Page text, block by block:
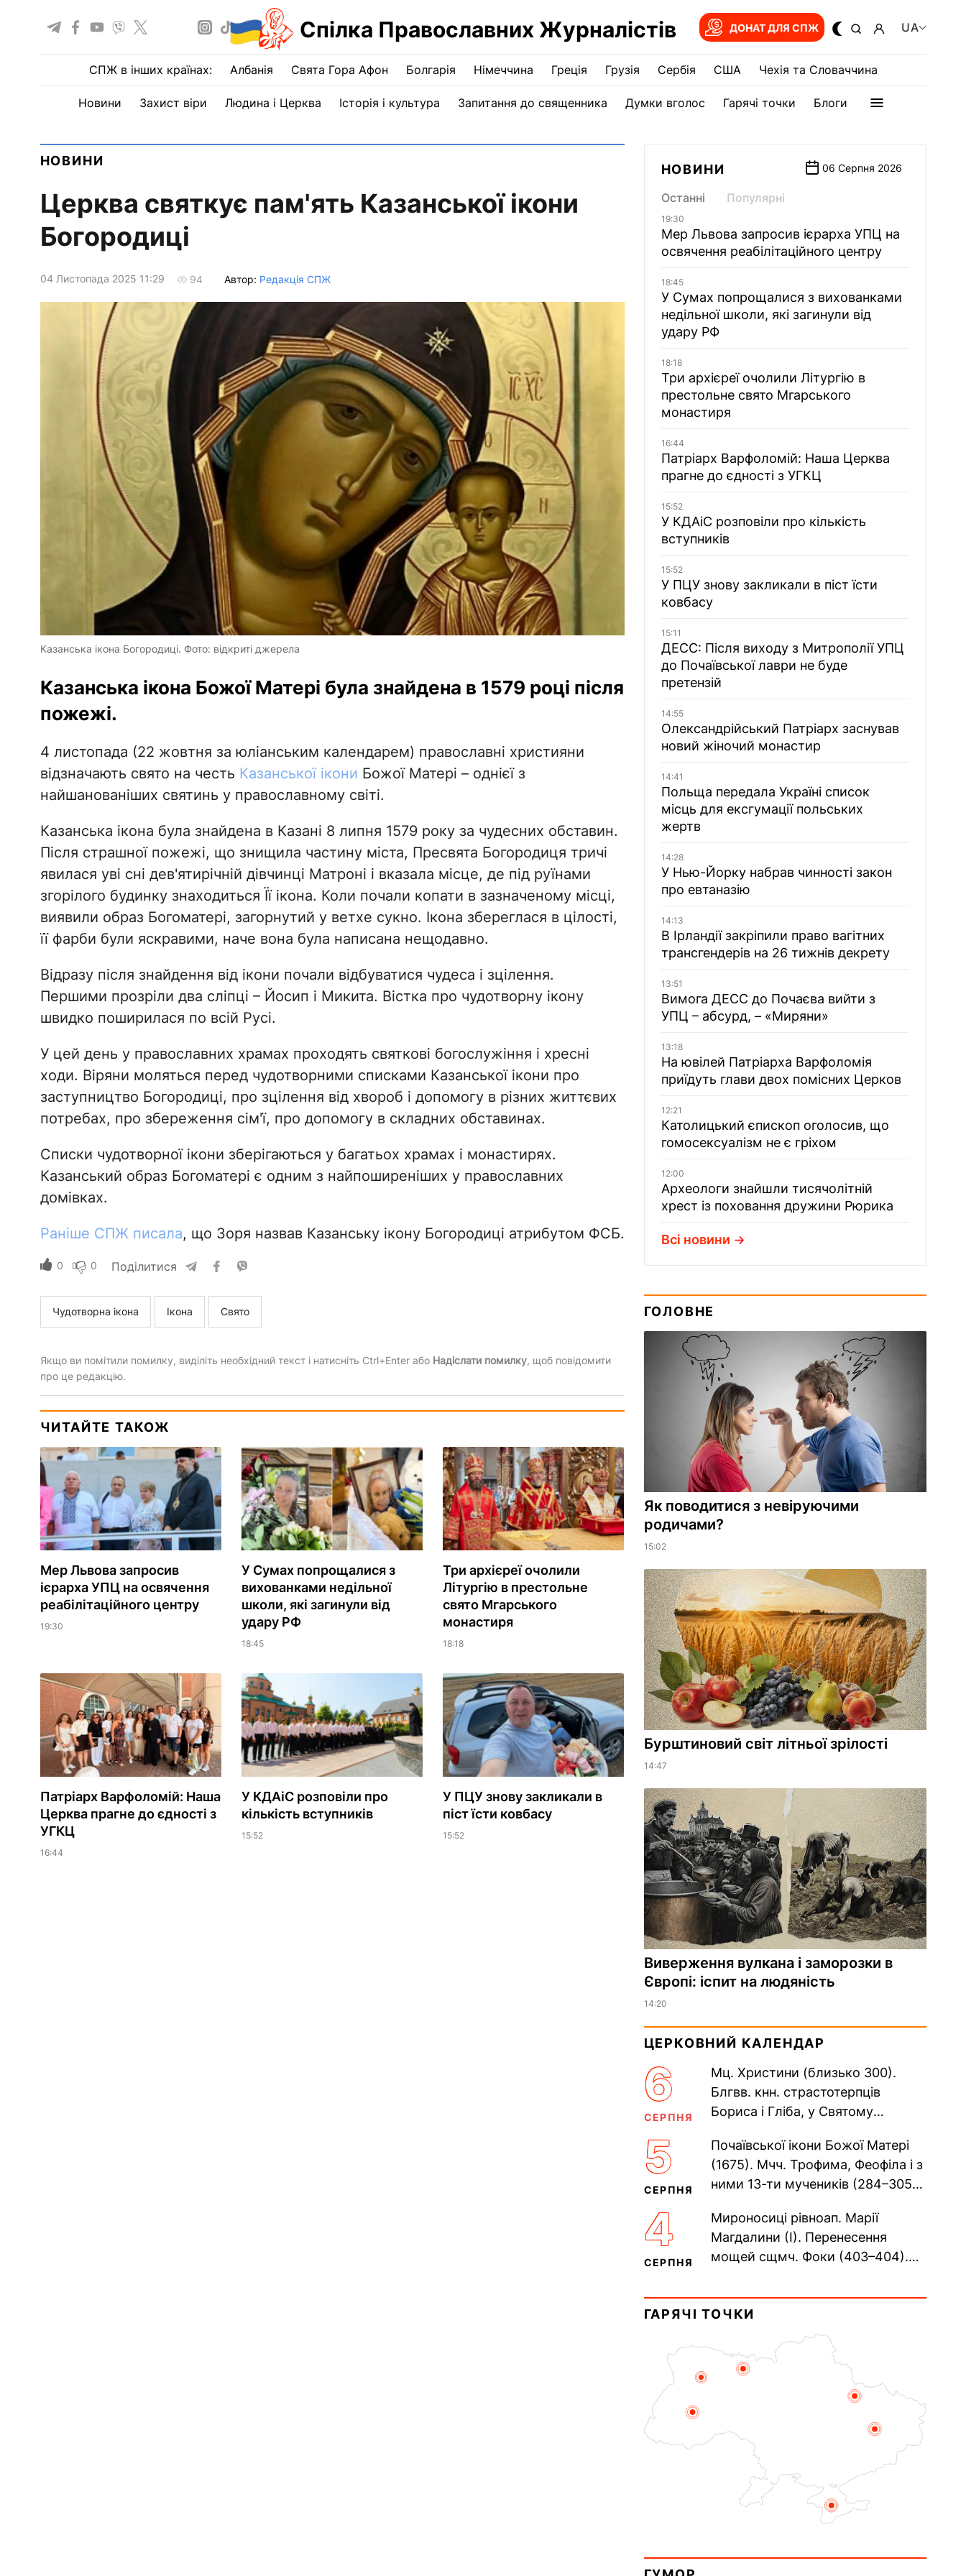
Спілка Православних Журналістів ДОНАТ ДЛЯ СПЖ UA
СПЖ в інших країнах: Албанія Свята Гора Афон Болгарія Німеччина Греція Грузія Сербія США Чехія та Словаччина
Новини Захист віри Людина і Церква Історія і культура Запитання до священника Думки вголос Гарячі точки Блоги
НОВИНИ
Церква святкує пам'ять Казанської ікони
Богородиці
04 Листопада 2025 11:29 94 Автор: Редакція СПЖ
Казанська ікона Богородиці. Фото: відкриті джерела
Казанська ікона Божої Матері була знайдена в 1579 році після
пожежі.
4 листопада (22 жовтня за юліанським календарем) православні християни
відзначають свято на честь Казанської ікони Божої Матері – однієї з
найшанованіших святинь у православному світі.
Казанська ікона була знайдена в Казані 8 липня 1579 року за чудесних обставин.
Після страшної пожежі, що знищила частину міста, Пресвята Богородиця тричі
явилася уві сні дев'ятирічній дівчинці Матроні і вказала місце, де під руїнами
згорілого будинку знаходиться Її ікона. Коли почали копати в зазначеному місці,
виявили образ Богоматері, загорнутий у ветхе сукно. Ікона збереглася в цілості,
її фарби були яскравими, наче вона була написана нещодавно.
Відразу після знайдення від ікони почали відбуватися чудеса і зцілення.
Першими прозріли два сліпці – Йосип і Микита. Вістка про чудотворну ікону
швидко поширилася по всій Русі.
У цей день у православних храмах проходять святкові богослужіння і хресні
ходи. Віряни моляться перед чудотворними списками Казанської ікони про
заступництво Богородиці, про зцілення від хвороб і допомогу в різних життєвих
потребах, про збереження сім'ї, про допомогу в складних обставинах.
Списки чудотворної ікони зберігаються у багатьох храмах і монастирях.
Казанський образ Богоматері є одним з найпоширеніших у православних
домівках.
Раніше СПЖ писала, що Зоря назвав Казанську ікону Богородиці атрибутом ФСБ.
0 0 Поділитися
Чудотворна ікона Ікона Свято
Якщо ви помітили помилку, виділіть необхідний текст і натисніть Ctrl+Enter або Надіслати помилку, щоб повідомити
про це редакцію.
ЧИТАЙТЕ ТАКОЖ
Мер Львова запросив
ієрарха УПЦ на освячення
реабілітаційного центру
19:30
У Сумах попрощалися з
вихованками недільної
школи, які загинули від
удару РФ
18:45
Три архієреї очолили
Літургію в престольне
свято Мгарського
монастиря
18:18
Патріарх Варфоломій: Наша
Церква прагне до єдності з
УГКЦ
16:44
У КДАіС розповіли про
кількість вступників
15:52
У ПЦУ знову закликали в
піст їсти ковбасу
15:52
НОВИНИ 06 Серпня 2026
Останні Популярні
19:30
Мер Львова запросив ієрарха УПЦ на
освячення реабілітаційного центру
18:45
У Сумах попрощалися з вихованками
недільної школи, які загинули від
удару РФ
18:18
Три архієреї очолили Літургію в
престольне свято Мгарського
монастиря
16:44
Патріарх Варфоломій: Наша Церква
прагне до єдності з УГКЦ
15:52
У КДАіС розповіли про кількість
вступників
15:52
У ПЦУ знову закликали в піст їсти
ковбасу
15:11
ДЕСС: Після виходу з Митрополії УПЦ
до Почаївської лаври не буде
претензій
14:55
Олександрійський Патріарх заснував
новий жіночий монастир
14:41
Польща передала Україні список
місць для ексгумації польських
жертв
14:28
У Нью-Йорку набрав чинності закон
про евтаназію
14:13
В Ірландії закріпили право вагітних
трансгендерів на 26 тижнів декрету
13:51
Вимога ДЕСС до Почаєва вийти з
УПЦ – абсурд, – «Миряни»
13:18
На ювілей Патріарха Варфоломія
приїдуть глави двох помісних Церков
12:21
Католицький єпископ оголосив, що
гомосексуалізм не є гріхом
12:00
Археологи знайшли тисячолітній
хрест із поховання дружини Рюрика
Всі новини
ГОЛОВНЕ
Як поводитися з невіруючими
родичами?
15:02
Бурштиновий світ літньої зрілості
14:47
Виверження вулкана і заморозки в
Європі: іспит на людяність
14:20
ЦЕРКОВНИЙ КАЛЕНДАР
6
СЕРПНЯ
Мц. Христини (близько 300).
Блгвв. кнн. страстотерпців
Бориса і Гліба, у Святому
Прп. Полікарпа, архімандрита...
5
СЕРПНЯ
Почаївської ікони Божої Матері
(1675). Мчч. Трофима, Феофіла і з
ними 13-ти мучеників (284–305).
Равенійського (близько 75)....
4
СЕРПНЯ
Мироносиці рівноап. Марії
Магдалини (I). Перенесення
мощей сщмч. Фоки (403–404).
(1693). Сщмч. Михаїла
Накарякова...
ГАРЯЧІ ТОЧКИ